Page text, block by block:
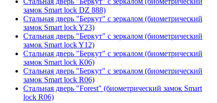
замок Smart lock DZ 888)
Стальная дверь "Беркут" с зеркалом (биометрический
замок Smart lock Y23)
Стальная дверь "Беркут" с зеркалом (биометрический
замок Smart lock Y12)
Стальная дверь "Беркут" с зеркалом (биометрический
замок Smart lock К06)
Стальная дверь "Беркут" с зеркалом (биометрический
замок Smart lock R06)
Стальная дверь "Forest" (биометрический замок Smart
lock R06)